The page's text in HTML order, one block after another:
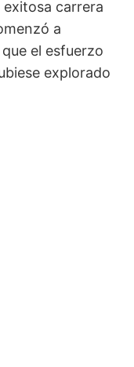
exitosa carrera
a
el esfuerzo
explorado